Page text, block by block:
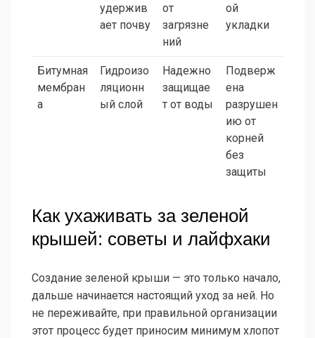
удержив
ает почву
от
загрязне
ний
ой
укладки
Битумная
мембран
а
Гидроизо
ляционн
ый слой
Надежно
защищае
т от воды
Подверж
ена
разрушен
ию от
корней
без
защиты
Как ухаживать за зеленой
крышей: советы и лайфхаки
Создание зеленой крыши — это только начало,
дальше начинается настоящий уход за ней. Но
не переживайте, при правильной организации
этот процесс будет приносим минимум хлопот